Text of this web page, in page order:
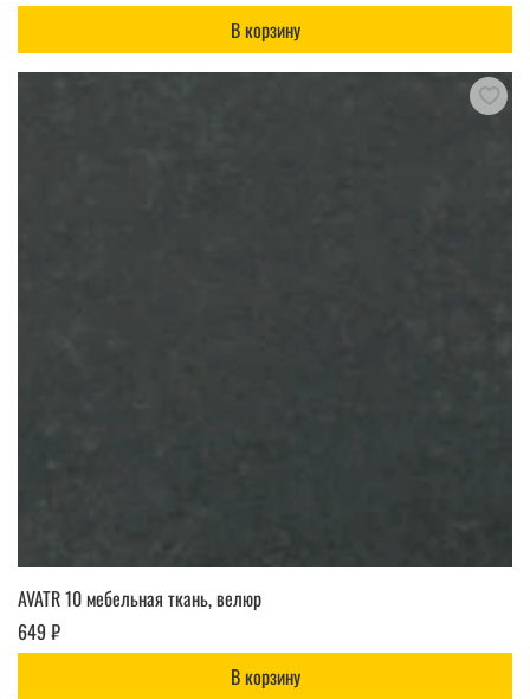
В корзину
AVATR 10 мебельная ткань, велюр
649 ₽
В корзину